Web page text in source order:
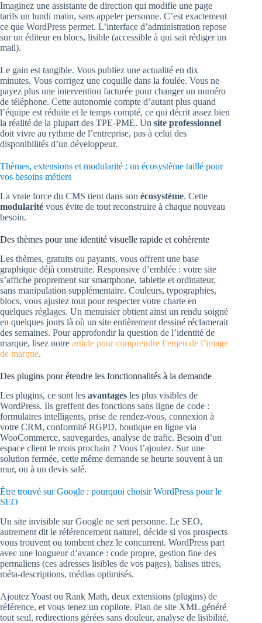
Imaginez une assistante de direction qui modifie une page
tarifs un lundi matin, sans appeler personne. C’est exactement
ce que WordPress permet. L’interface d’administration repose
sur un éditeur en blocs, lisible (accessible à qui sait rédiger un
mail).
Le gain est tangible. Vous publiez une actualité en dix
minutes. Vous corrigez une coquille dans la foulée. Vous ne
payez plus une intervention facturée pour changer un numéro
de téléphone. Cette autonomie compte d’autant plus quand
l’équipe est réduite et le temps compté, ce qui décrit assez bien
la réalité de la plupart des TPE-PME. Un site professionnel
doit vivre au rythme de l’entreprise, pas à celui des
disponibilités d’un développeur.
Thèmes, extensions et modularité : un écosystème taillé pour
vos besoins métiers
La vraie force du CMS tient dans son écosystème. Cette
modularité vous évite de tout reconstruire à chaque nouveau
besoin.
Des thèmes pour une identité visuelle rapide et cohérente
Les thèmes, gratuits ou payants, vous offrent une base
graphique déjà construite. Responsive d’emblée : votre site
s’affiche proprement sur smartphone, tablette et ordinateur,
sans manipulation supplémentaire. Couleurs, typographies,
blocs, vous ajustez tout pour respecter votre charte en
quelques réglages. Un menuisier obtient ainsi un rendu soigné
en quelques jours là où un site entièrement dessiné réclamerait
des semaines. Pour approfondir la question de l’identité de
marque, lisez notre article pour comprendre l’enjeu de l’image
de marque.
Des plugins pour étendre les fonctionnalités à la demande
Les plugins, ce sont les avantages les plus visibles de
WordPress. Ils greffent des fonctions sans ligne de code :
formulaires intelligents, prise de rendez-vous, connexion à
votre CRM, conformité RGPD, boutique en ligne via
WooCommerce, sauvegardes, analyse de trafic. Besoin d’un
espace client le mois prochain ? Vous l’ajoutez. Sur une
solution fermée, cette même demande se heurte souvent à un
mur, ou à un devis salé.
Être trouvé sur Google : pourquoi choisir WordPress pour le
SEO
Un site invisible sur Google ne sert personne. Le SEO,
autrement dit le référencement naturel, décide si vos prospects
vous trouvent ou tombent chez le concurrent. WordPress part
avec une longueur d’avance : code propre, gestion fine des
permaliens (ces adresses lisibles de vos pages), balises titres,
méta-descriptions, médias optimisés.
Ajoutez Yoast ou Rank Math, deux extensions (plugins) de
référence, et vous tenez un copilote. Plan de site XML généré
tout seul, redirections gérées sans douleur, analyse de lisibilité,